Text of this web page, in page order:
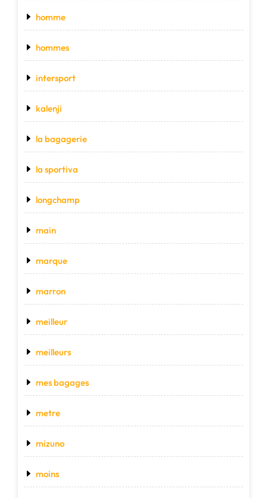
homme
hommes
intersport
kalenji
la bagagerie
la sportiva
longchamp
main
marque
marron
meilleur
meilleurs
mes bagages
metre
mizuno
moins